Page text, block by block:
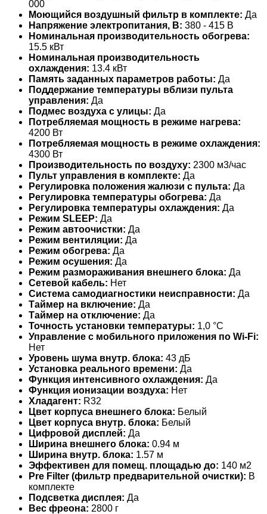
000
Моющийся воздушный фильтр в комплекте: Да
Напряжение электропитания, В: 380 - 415 В
Номинальная производительность обогрева:
15.5 кВт
Номинальная производительность
охлаждения: 13.4 кВт
Память заданных параметров работы: Да
Поддержание температуры вблизи пульта
управления: Да
Подмес воздуха с улицы: Да
Потребляемая мощность в режиме нагрева:
4200 Вт
Потребляемая мощность в режиме охлаждения:
4300 Вт
Производительность по воздуху: 2300 м3/час
Пульт управления в комплекте: Да
Регулировка положения жалюзи с пульта: Да
Регулировка температуры обогрева: Да
Регулировка температуры охлаждения: Да
Режим SLEEP: Да
Режим автоочистки: Да
Режим вентиляции: Да
Режим обогрева: Да
Режим осушения: Да
Режим размораживания внешнего блока: Да
Сетевой кабель: Нет
Система самодиагностики неисправности: Да
Таймер на включение: Да
Таймер на отключение: Да
Точность установки температуры: 1,0 °С
Управление c мобильного приложения по Wi-Fi:
Нет
Уровень шума внутр. блока: 43 дБ
Установка реального времени: Да
Функция интенсивного охлаждения: Да
Функция ионизации воздуха: Нет
Хладагент: R32
Цвет корпуса внешнего блока: Белый
Цвет корпуса внутр. блока: Белый
Цифровой дисплей: Да
Ширина внешнего блока: 0.94 м
Ширина внутр. блока: 1.57 м
Эффективен для помещ. площадью до: 140 м2
Pre Filter (фильтр предварительной очистки): В
комплекте
Подсветка дисплея: Да
Вес фреона: 2800 г